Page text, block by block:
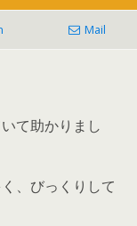
Mail
て助かりまし
、びっくりして